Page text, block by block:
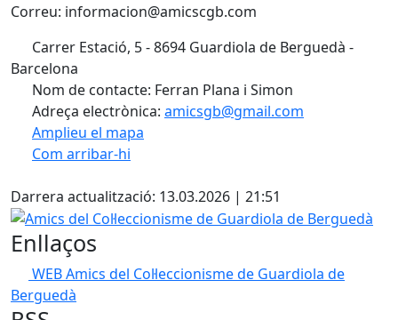
Correu: informacion@amicscgb.com
Carrer Estació, 5 - 8694 Guardiola de Berguedà -
Barcelona
Nom de contacte: Ferran Plana i Simon
Adreça electrònica: amicsgb@gmail.com
Amplieu el mapa
Com arribar-hi
−
Darrera actualització: 13.03.2026 | 21:51
Amics del Col·leccionisme de Guardiola de Berguedà
Enllaços
WEB Amics del Col·leccionisme de Guardiola de
Berguedà